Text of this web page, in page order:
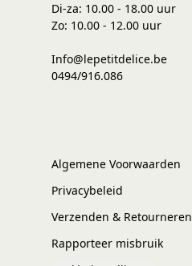
Di-za: 10.00 - 18.00 uur
Zo: 10.00 - 12.00 uur
Info@lepetitdelice.be
0494/916.086
Algemene Voorwaarden
Privacybeleid
Verzenden & Retourneren
Rapporteer misbruik